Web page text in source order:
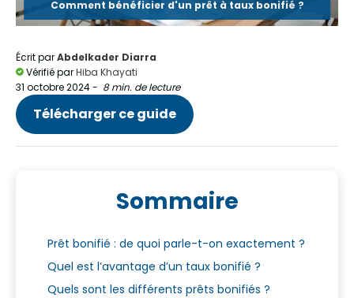
Comment bénéficier d'un prêt à taux bonifié ?
Écrit parAbdelkader Diarra
Vérifié parHiba Khayati
31 octobre 2024- 8 min. de lecture
Télécharger ce guide
Sommaire
Prêt bonifié : de quoi parle-t-on exactement ?
Quel est l’avantage d’un taux bonifié ?
Quels sont les différents prêts bonifiés ?